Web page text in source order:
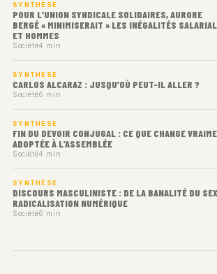
SYNTHÈSE
POUR L’UNION SYNDICALE SOLIDAIRES, AURORE
BERGÉ « MINIMISERAIT » LES INÉGALITÉS
ET HOMMES
Société4 min
SYNTHÈSE
CARLOS ALCARAZ : JUSQU’OÙ PEUT-IL ALLER ?
Société6 min
SYNTHÈSE
FIN DU DEVOIR CONJUGAL : CE QUE CHANGE
ADOPTÉE À L’ASSEMBLÉE
Société4 min
SYNTHÈSE
DISCOURS MASCULINISTE : DE LA BANALITÉ DU
RADICALISATION NUMÉRIQUE
Société6 min